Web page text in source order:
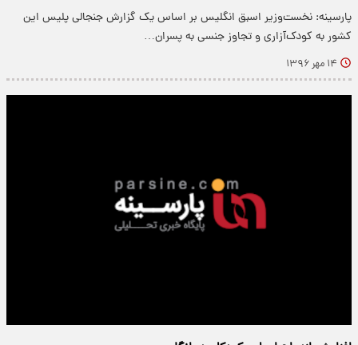
پارسینه: نخست‌وزیر اسبق انگلیس بر اساس یک گزارش جنجالی پلیس این
کشور به کودک‌آزاری و تجاوز جنسی به پسران…
۱۴ مهر ۱۳۹۶